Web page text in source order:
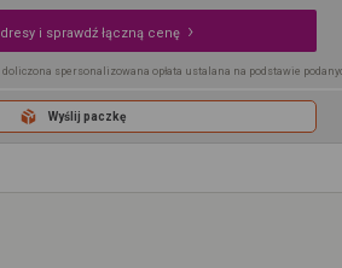
i sprawdź łączną cenę
doliczona spersonalizowana opłata ustalana na podstawie
Wyślij paczkę